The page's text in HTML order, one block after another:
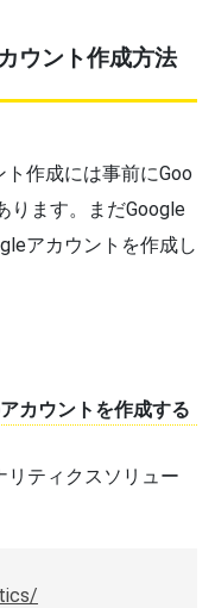
ウント作成方法
作成には事前にGoo
ります。まだGoogle
アカウントを作成し
カウントを作成する
リティクスソリュー